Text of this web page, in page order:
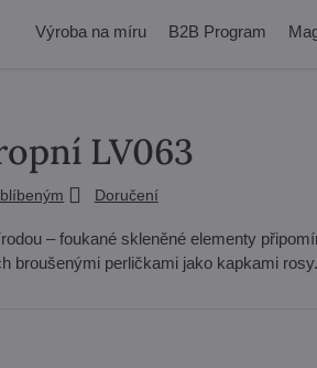
Výroba na míru B2B Program
LV063
Doručení
– foukané skleněné elementy
broušenými perličkami jako kapkami rosy.